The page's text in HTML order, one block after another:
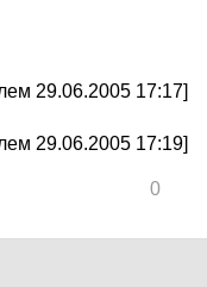
29.06.2005 17:17]
29.06.2005 17:19]
0